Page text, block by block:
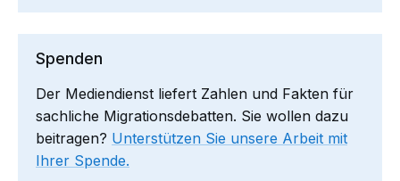
Spenden
Der Mediendienst liefert Zahlen und Fakten für
sachliche Migrationsdebatten. Sie wollen dazu
beitragen? Unterstützen Sie unsere Arbeit mit
Ihrer Spende.